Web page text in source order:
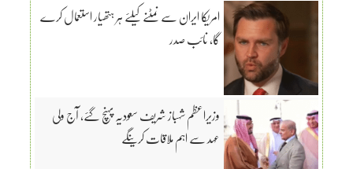
امریکا ایران سے نمٹنے کیلئے ہر ہتھیار استعمال کرے
گا، نائب صدر
وزیراعظم شہباز شریف سعودیہ پہنچ گئے، آج ولی
عہد سے اہم ملاقات کرینگے